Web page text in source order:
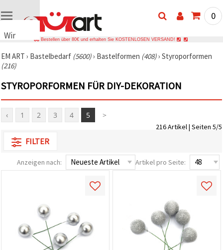
Wir
Cookies
🍪 Wir
Cookies
ähnliche
um das
der Website
Nutzungserlebnis
Einwilligung,
Datenverkehr
analysieren
0
Bestellen über 80€ und erhalten Sie KOSTENLOSEN VERSAND!
EM ART › Bastelbedarf (5600)› Bastelformen (408)› Styroporformen
(216)
STYROPORFORMEN FÜR DIY-DEKORATION
‹ 1 2 3 4 5 >
216 Artikel | Seiten 5/5
FILTER
Anzeigen nach: Artikel pro Seite: